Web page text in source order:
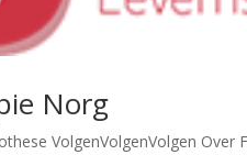
Norg
VolgenVolgenVolgen Over